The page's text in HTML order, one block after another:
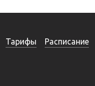
Тарифы Расписание